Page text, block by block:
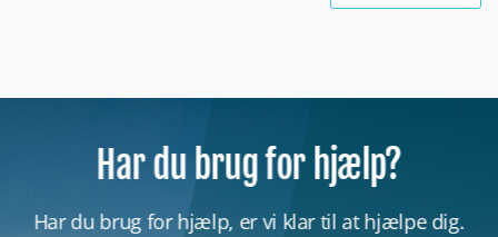
Har du brug for hjælp?
Har du brug for hjælp, er vi klar til at hjælpe dig.